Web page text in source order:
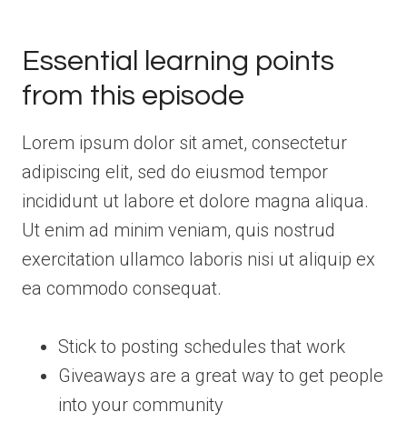
Essential learning points
from this episode
Lorem ipsum dolor sit amet, consectetur
adipiscing elit, sed do eiusmod tempor
incididunt ut labore et dolore magna aliqua.
Ut enim ad minim veniam, quis nostrud
exercitation ullamco laboris nisi ut aliquip ex
ea commodo consequat.
Stick to posting schedules that work
Giveaways are a great way to get people
into your community